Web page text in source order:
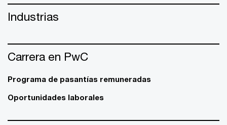
Industrias
Carrera en PwC
Programa de pasantías remuneradas
Oportunidades laborales